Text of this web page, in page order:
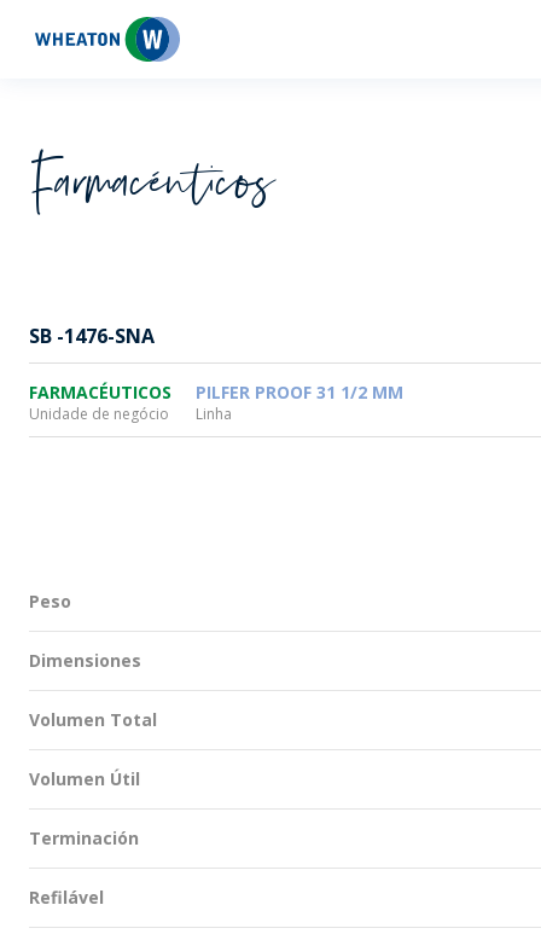
Wheaton
Farmacéuticos
SB -1476-SNA
FARMACÉUTICOS
Unidade de negócio
PILFER PROOF 31 1/2 MM
Linha
Peso
Dimensiones
Volumen Total
Volumen Útil
Terminación
Refilável